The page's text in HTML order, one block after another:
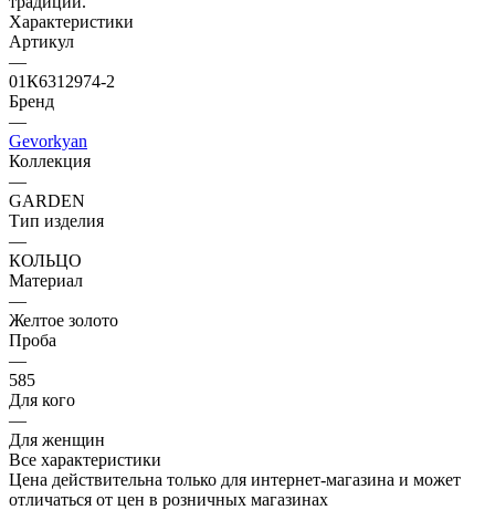
Характеристики
Артикул
—
01К6312974-2
Бренд
—
Gevorkyan
Коллекция
—
GARDEN
Тип изделия
—
КОЛЬЦО
Материал
—
Желтое золото
Проба
—
585
Для кого
—
Для женщин
Все характеристики
Цена действительна только для интернет-магазина и может
отличаться от цен в розничных магазинах